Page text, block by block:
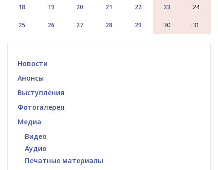
18 19 20 21 22 23 24
25 26 27 28 29 30 31
Новости
Анонсы
Выступления
Фотогалерея
Медиа
Видео
Аудио
Печатные материалы